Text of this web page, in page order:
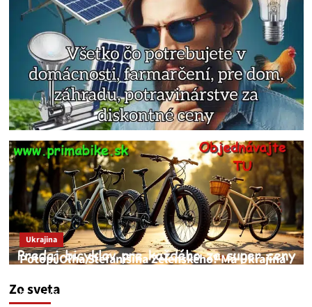
Zo sveta
Ukrajina
Potopí Oľha Stefanišina Zelenského? Má Ukrajina
JNS